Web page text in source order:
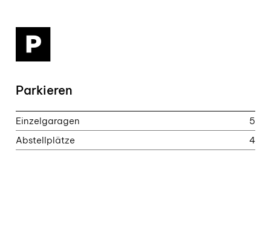
Parkieren
Einzelgaragen
5
Abstellplätze
4